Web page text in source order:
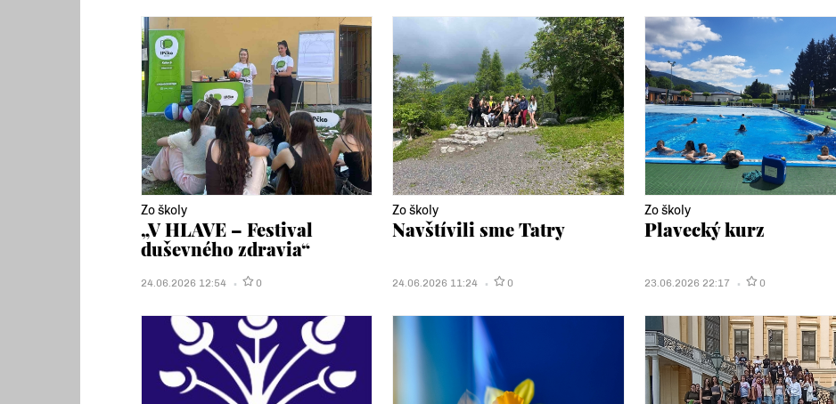
Zo školy
„V HLAVE – Festival
duševného zdravia“
24.06.2026 12:54 0
Zo školy
Navštívili sme Tatry
24.06.2026 11:24 0
Zo školy
Plavecký kurz
23.06.2026 22:17 0